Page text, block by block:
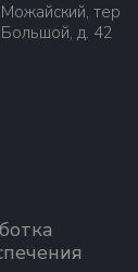
тер
д. 42